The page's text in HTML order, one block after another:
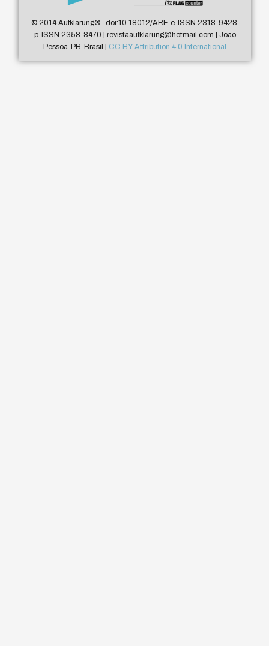
© 2014 Aufklärung®, doi:10.18012/ARF, e-ISSN 2318-9428,
p-ISSN 2358-8470 | revistaaufklarung@hotmail.com | João
Pessoa-PB-Brasil | CC BY Attribution 4.0 International